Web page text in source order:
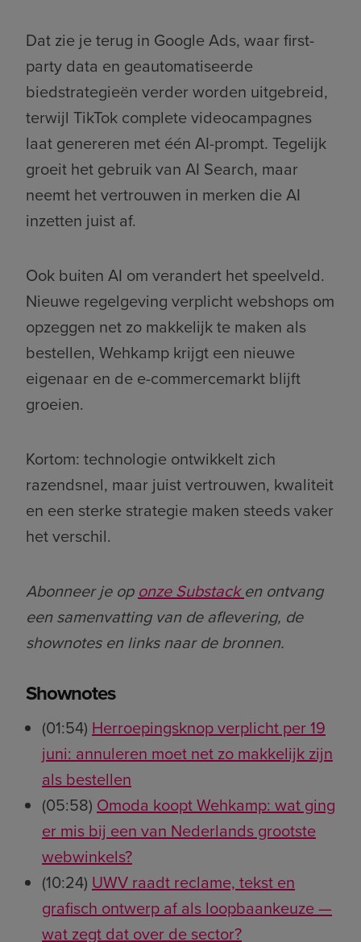
Dat zie je terug in Google Ads, waar first-
party data en geautomatiseerde
biedstrategieën verder worden uitgebreid,
terwijl TikTok complete videocampagnes
laat genereren met één AI-prompt. Tegelijk
groeit het gebruik van AI Search, maar
neemt het vertrouwen in merken die AI
inzetten juist af.
Ook buiten AI om verandert het speelveld.
Nieuwe regelgeving verplicht webshops om
opzeggen net zo makkelijk te maken als
bestellen, Wehkamp krijgt een nieuwe
eigenaar en de e-commercemarkt blijft
groeien.
Kortom: technologie ontwikkelt zich
razendsnel, maar juist vertrouwen, kwaliteit
en een sterke strategie maken steeds vaker
het verschil.
Abonneer je oponze Substack en ontvang
een samenvatting van de aflevering, de
shownotes en links naar de bronnen.
Shownotes
(01:54) Herroepingsknop verplicht per 19
juni: annuleren moet net zo makkelijk zijn
als bestellen
(05:58) Omoda koopt Wehkamp: wat ging
er mis bij een van Nederlands grootste
webwinkels?
(10:24) UWV raadt reclame, tekst en
grafisch ontwerp af als loopbaankeuze —
wat zegt dat over de sector?